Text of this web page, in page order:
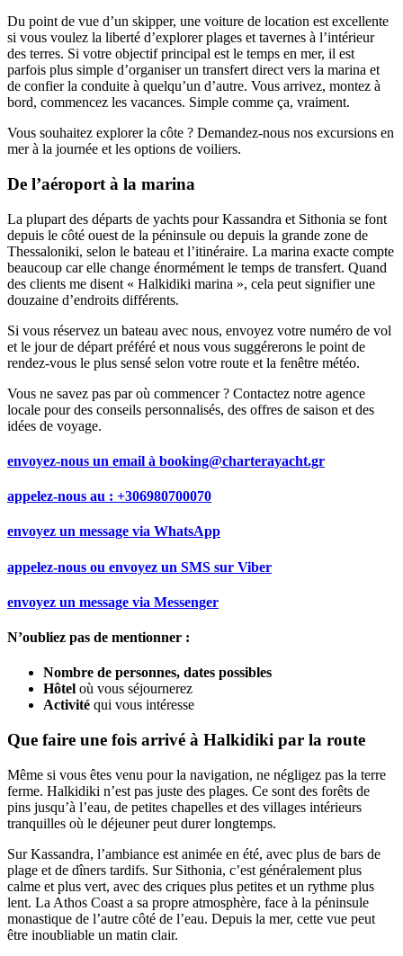
Du point de vue d’un skipper, une voiture de location est excellente
si vous voulez la liberté d’explorer plages et tavernes à l’intérieur
des terres. Si votre objectif principal est le temps en mer, il est
parfois plus simple d’organiser un transfert direct vers la marina et
de confier la conduite à quelqu’un d’autre. Vous arrivez, montez à
bord, commencez les vacances. Simple comme ça, vraiment.
Vous souhaitez explorer la côte ? Demandez-nous nos excursions en
mer à la journée et les options de voiliers.
De l’aéroport à la marina
La plupart des départs de yachts pour Kassandra et Sithonia se font
depuis le côté ouest de la péninsule ou depuis la grande zone de
Thessaloniki, selon le bateau et l’itinéraire. La marina exacte compte
beaucoup car elle change énormément le temps de transfert. Quand
des clients me disent « Halkidiki marina », cela peut signifier une
douzaine d’endroits différents.
Si vous réservez un bateau avec nous, envoyez votre numéro de vol
et le jour de départ préféré et nous vous suggérerons le point de
rendez‑vous le plus sensé selon votre route et la fenêtre météo.
Vous ne savez pas par où commencer ? Contactez notre agence
locale pour des conseils personnalisés, des offres de saison et des
idées de voyage.
envoyez-nous un email à booking@charterayacht.gr
appelez-nous au : +306980700070
envoyez un message via WhatsApp
appelez-nous ou envoyez un SMS sur Viber
envoyez un message via Messenger
N’oubliez pas de mentionner :
Nombre de personnes, dates possibles
Hôtel où vous séjournerez
Activité qui vous intéresse
Que faire une fois arrivé à Halkidiki par la route
Même si vous êtes venu pour la navigation, ne négligez pas la terre
ferme. Halkidiki n’est pas juste des plages. Ce sont des forêts de
pins jusqu’à l’eau, de petites chapelles et des villages intérieurs
tranquilles où le déjeuner peut durer longtemps.
Sur Kassandra, l’ambiance est animée en été, avec plus de bars de
plage et de dîners tardifs. Sur Sithonia, c’est généralement plus
calme et plus vert, avec des criques plus petites et un rythme plus
lent. La Athos Coast a sa propre atmosphère, face à la péninsule
monastique de l’autre côté de l’eau. Depuis la mer, cette vue peut
être inoubliable un matin clair.